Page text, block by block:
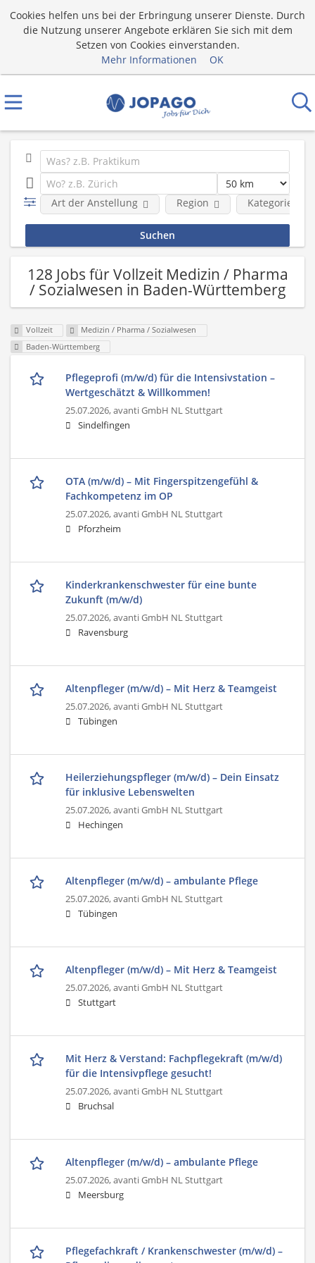
Cookies helfen uns bei der Erbringung unserer Dienste. Durch
die Nutzung unserer Angebote erklären Sie sich mit dem
Setzen von Cookies einverstanden.
Mehr Informationen
OK
Art der Anstellung Region Kategorie
128 Jobs für Vollzeit Medizin / Pharma
/ Sozialwesen in Baden-Württemberg
Vollzeit
Medizin / Pharma / Sozialwesen
Baden-Württemberg
Pflegeprofi (m/w/d) für die Intensivstation –
Wertgeschätzt & Willkommen!
25.07.2026,avanti GmbH NL Stuttgart
Sindelfingen
OTA (m/w/d) – Mit Fingerspitzengefühl &
Fachkompetenz im OP
25.07.2026,avanti GmbH NL Stuttgart
Pforzheim
Kinderkrankenschwester für eine bunte
Zukunft (m/w/d)
25.07.2026,avanti GmbH NL Stuttgart
Ravensburg
Altenpfleger (m/w/d) – Mit Herz & Teamgeist
25.07.2026,avanti GmbH NL Stuttgart
Tübingen
Heilerziehungspfleger (m/w/d) – Dein Einsatz
für inklusive Lebenswelten
25.07.2026,avanti GmbH NL Stuttgart
Hechingen
Altenpfleger (m/w/d) – ambulante Pflege
25.07.2026,avanti GmbH NL Stuttgart
Tübingen
Altenpfleger (m/w/d) – Mit Herz & Teamgeist
25.07.2026,avanti GmbH NL Stuttgart
Stuttgart
Mit Herz & Verstand: Fachpflegekraft (m/w/d)
für die Intensivpflege gesucht!
25.07.2026,avanti GmbH NL Stuttgart
Bruchsal
Altenpfleger (m/w/d) – ambulante Pflege
25.07.2026,avanti GmbH NL Stuttgart
Meersburg
Pflegefachkraft / Krankenschwester (m/w/d) –